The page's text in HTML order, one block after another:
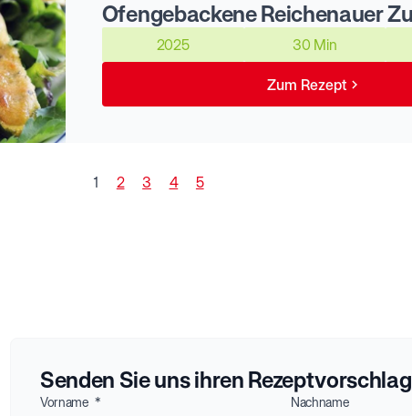
2025 30 Min
Zum Rezept
1 2 3 4 5
Senden Sie uns ihren Rezeptvorschlag
Vorname Nachname